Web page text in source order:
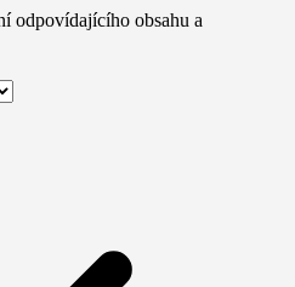
odpovídajícího obsahu a